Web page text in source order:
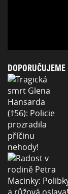
DOPORUČUJEME